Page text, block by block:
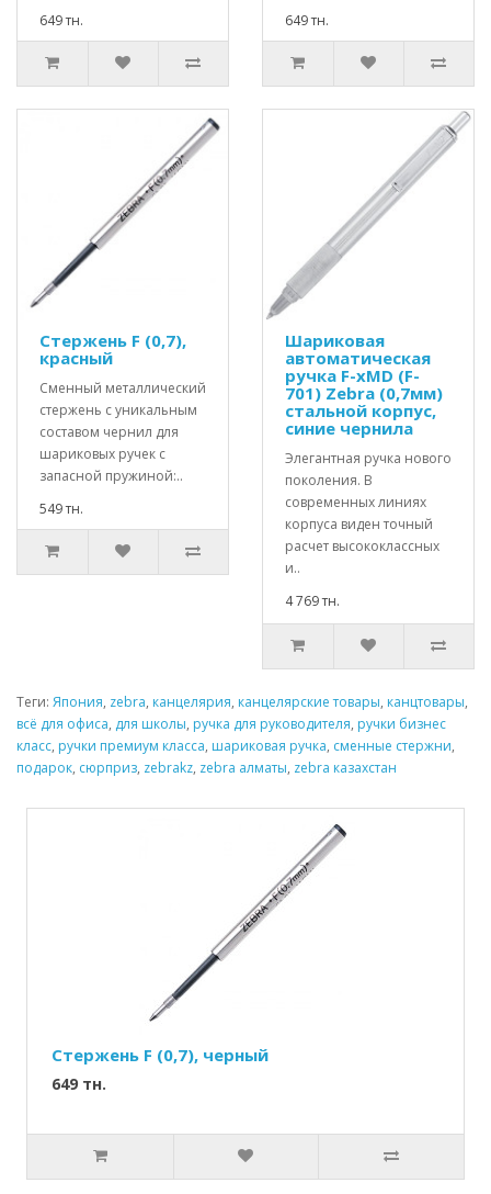
649 тн.
649 тн.
Стержень F (0,7),
красный
Сменный металлический
стержень с уникальным
составом чернил для
шариковых ручек с
запасной пружиной:..
549 тн.
Шариковая
автоматическая
ручка F-xMD (F-
701) Zebra (0,7мм)
стальной корпус,
синие чернила
Элегантная ручка нового
поколения. В
современных линиях
корпуса виден точный
расчет высококлассных
и..
4 769 тн.
Теги: Япония, zebra, канцелярия, канцелярские товары, канцтовары,
всё для офиса, для школы, ручка для руководителя, ручки бизнес
класс, ручки премиум класса, шариковая ручка, сменные стержни,
подарок, сюрприз, zebrakz, zebra алматы, zebra казахстан
Стержень F (0,7), черный
649 тн.